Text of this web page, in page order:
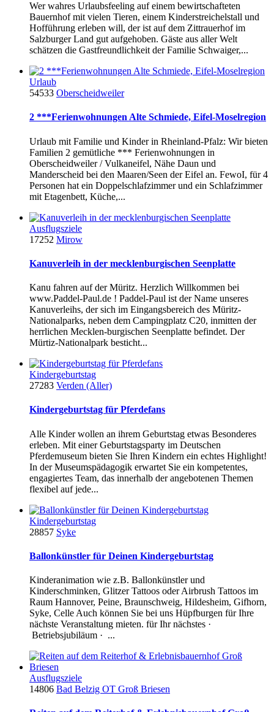
Wer wahres Urlaubsfeeling auf einem bewirtschafteten
Bauernhof mit vielen Tieren, einem Kinderstreichelstall und
Hofführung erleben will, der ist auf dem Zittrauerhof im
Salzburger Land gut aufgehoben. Gäste aus aller Welt
schätzen die Gastfreundlichkeit der Familie Schwaiger,...
Urlaub
54533 Oberscheidweiler
2 ***Ferienwohnungen Alte Schmiede, Eifel-Moselregion
Urlaub mit Familie und Kinder in Rheinland-Pfalz: Wir bieten
Familien 2 gemütliche *** Ferienwohnungen in
Oberscheidweiler / Vulkaneifel, Nähe Daun und
Manderscheid bei den Maaren/Seen der Eifel an. FewoI, für 4
Personen hat ein Doppelschlafzimmer und ein Schlafzimmer
mit Etagenbett, Küche,...
Ausflugsziele
17252 Mirow
Kanuverleih in der mecklenburgischen Seenplatte
Kanu fahren auf der Müritz. Herzlich Willkommen bei
www.Paddel-Paul.de ! Paddel-Paul ist der Name unseres
Kanuverleihs, der sich im Eingangsbereich des Müritz-
Nationalparks, neben dem Campingplatz C20, inmitten der
herrlichen Mecklen-burgischen Seenplatte befindet. Der
Mürtiz-Nationalpark besticht...
Kindergeburtstag
27283 Verden (Aller)
Kindergeburtstag für Pferdefans
Alle Kinder wollen an ihrem Geburtstag etwas Besonderes
erleben. Mit einer Geburtstagsparty im Deutschen
Pferdemuseum bieten Sie Ihren Kindern ein echtes Highlight!
In der Museumspädagogik erwartet Sie ein kompetentes,
engagiertes Team, das innerhalb der angebotenen Themen
flexibel auf jede...
Kindergeburtstag
28857 Syke
Ballonkünstler für Deinen Kindergeburtstag
Kinderanimation wie z.B. Ballonkünstler und
Kinderschminken, Glitzer Tattoos oder Airbrush Tattoos im
Raum Hannover, Peine, Braunschweig, Hildesheim, Gifhorn,
Syke, Celle Auch können Sie bei uns Hüpfburgen für Ihre
nächste Veranstaltung mieten. für Ihr nächstes ·
Betriebsjubiläum · ...
Ausflugsziele
14806 Bad Belzig OT Groß Briesen